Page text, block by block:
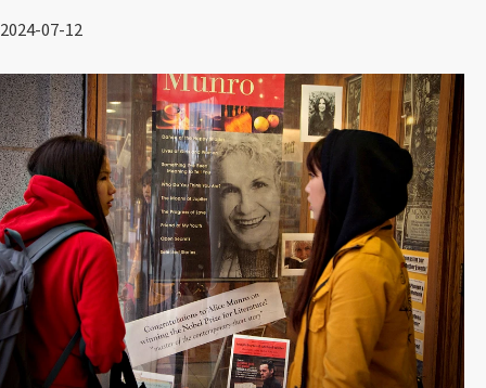
2024-07-12